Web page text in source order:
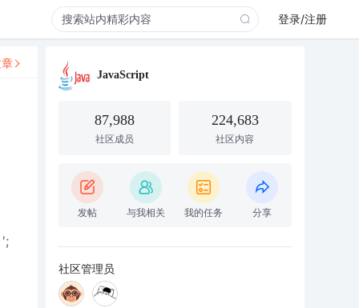
登录/注册
JavaScript
87,988
社区成员
224,683
社区内容
发帖 与我相关 我的任务 分享
社区管理员